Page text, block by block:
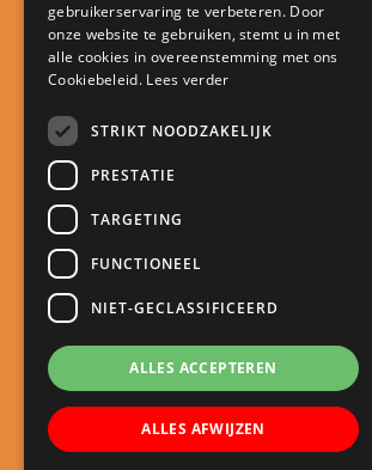
Contact
Kindcentrum De Minstreel
3401 CA IJsselstein
directie@kcdeminstreel.nl
Snel naar
Meld je kind aan
Roosters
Nieuws
gebruikerservaring te verbeteren. Door
onze website te gebruiken, stemt u in met
alle cookies in overeenstemming met ons
Cookiebeleid. Lees verder
STRIKT NOODZAKELIJK
PRESTATIE
TARGETING
FUNCTIONEEL
NIET-GECLASSIFICEERD
ALLES ACCEPTEREN
ALLES AFWIJZEN